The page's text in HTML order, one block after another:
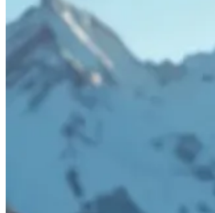
La campaña que Neural Fashion creó para
casas de moda lo saben: un pequeño vaivén
anticiparse. No es algo novedoso. Ya en
mejor los envíos de ropa a los minoristas.